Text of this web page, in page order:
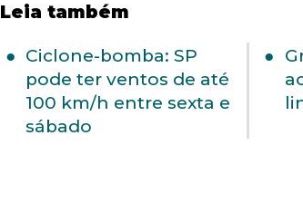
Leia também
Ciclone-bomba: SP
pode ter ventos de até
100 km/h entre sexta e
sábado